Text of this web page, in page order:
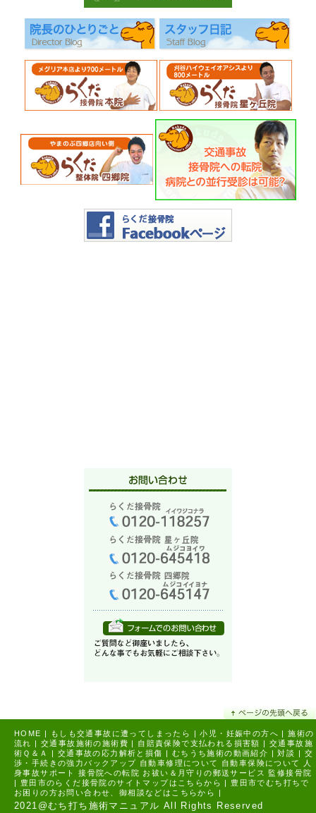
HOME | もしも交通事故に遭ってしまったら | 小児・妊娠中の方へ |
施術の
流れ | 交通事故施術の施術費 | 自賠責保険で支払われる損害額 | 交通事故施
術Ｑ＆Ａ
| 交通事故の応力解析と損傷 | むちうち施術の動画紹介 | 対談 | 交
渉・手続きの強力バックアップ 自動車修理について 自動車保険について
人
身事故サポート
接骨院への転院 お祓い＆月守りの郵送サービス
監修接骨院
|
豊田市のらくだ接骨院のサイトマップはこちらから |
豊田市でむち打ちで
お困りの方お問い合わせ、御相談などはこちらから |
2021@むち打ち施術マニュアル All Rights Reserved